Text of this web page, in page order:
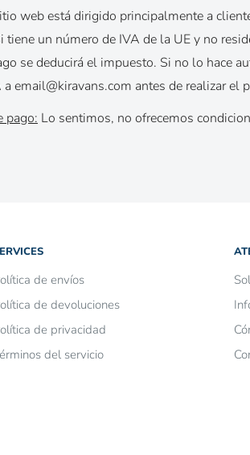
web está dirigido principalmente a
tiene un número de IVA de la UE y no
se deducirá el impuesto. Si no lo hace
email@kiravans.com antes de realizar el
pago: Lo sentimos, no ofrecemos
de envíos
de devoluciones
de privacidad
del servicio